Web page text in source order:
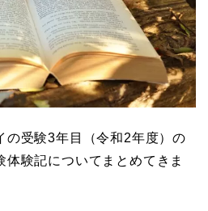
の受験3年目（令和2年度）の
験記についてまとめてきま